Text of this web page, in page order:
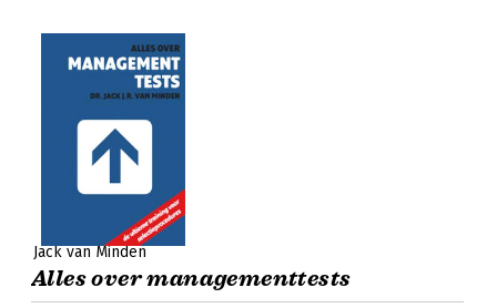
Jack van Minden
Alles over managementtests